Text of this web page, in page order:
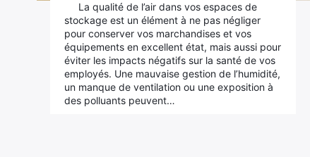
La qualité de l’air dans vos espaces de
stockage est un élément à ne pas négliger
pour conserver vos marchandises et vos
équipements en excellent état, mais aussi pour
éviter les impacts négatifs sur la santé de vos
employés. Une mauvaise gestion de l’humidité,
un manque de ventilation ou une exposition à
des polluants peuvent…